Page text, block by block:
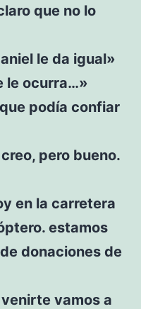
que no lo
le da igual»
le ocurra…»
podía confiar
pero bueno.
en la carretera
estamos
donaciones de
vamos a